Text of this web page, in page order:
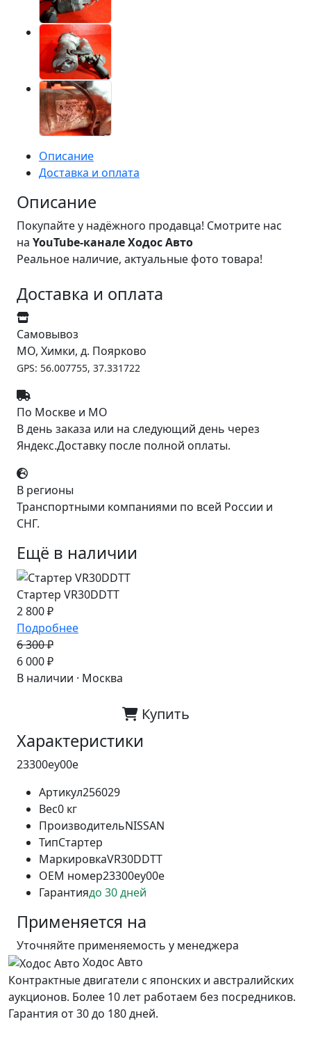
Описание
Доставка и оплата
Описание
Покупайте у надёжного продавца! Смотрите нас
на YouTube-канале Ходос Авто
Реальное наличие, актуальные фото товара!
Доставка и оплата
Самовывоз
МО, Химки, д. Поярково
GPS: 56.007755, 37.331722
По Москве и МО
В день заказа или на следующий день через
Яндекс.Доставку после полной оплаты.
В регионы
Транспортными компаниями по всей России и
СНГ.
Ещё в наличии
Стартер VR30DDTT
2 800 ₽
Подробнее
6 300 ₽
6 000 ₽
В наличии · Москва
Купить
Характеристики
23300ey00e
Артикул256029
Вес0 кг
ПроизводительNISSAN
ТипСтартер
МаркировкаVR30DDTT
OEM номер23300ey00e
Гарантиядо 30 дней
Применяется на
Уточняйте применяемость у менеджера
Ходос Авто
Контрактные двигатели с японских и австралийских
аукционов. Более 10 лет работаем без посредников.
Гарантия от 30 до 180 дней.